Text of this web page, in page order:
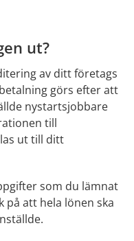
ut?
av ditt företags
görs efter att
nystartsjobbare
till
ut till ditt
som du lämnat
på att hela lönen ska